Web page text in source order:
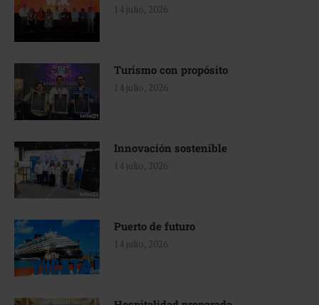
14 julio, 2026
Turismo con propósito
14 julio, 2026
Innovación sostenible
14 julio, 2026
Puerto de futuro
14 julio, 2026